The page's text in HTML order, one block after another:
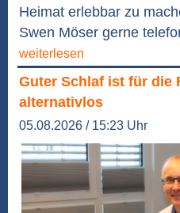
Heimat erlebbar zu
Swen Möser gerne
weiterlesen
Guter Schlaf ist für die
alternativlos
05.08.2026 / 15:23 Uhr